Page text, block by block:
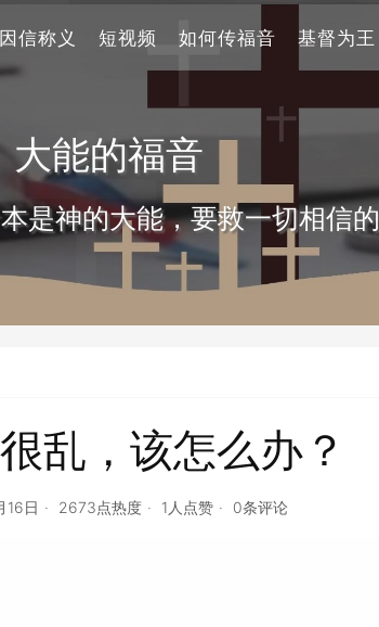
因信称义 短视频 如何传福音 基督为王
大能的福音
是神的大能，要救一切相信的
乱，该怎么办？
16日 2673点热度 1人点赞 0条评论